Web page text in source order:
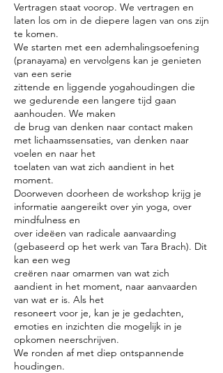
Vertragen staat voorop. We vertragen en
laten los om in de diepere lagen van ons zijn
te komen.
We starten met een ademhalingsoefening
(pranayama) en vervolgens kan je genieten
van een serie
zittende en liggende yogahoudingen die
we gedurende een langere tijd gaan
aanhouden. We maken
de brug van denken naar contact maken
met lichaamssensaties, van denken naar
voelen en naar het
toelaten van wat zich aandient in het
moment.
Doorweven doorheen de workshop krijg je
informatie aangereikt over yin yoga, over
mindfulness en
over ideëen van radicale aanvaarding
(gebaseerd op het werk van Tara Brach). Dit
kan een weg
creëren naar omarmen van wat zich
aandient in het moment, naar aanvaarden
van wat er is. Als het
resoneert voor je, kan je je gedachten,
emoties en inzichten die mogelijk in je
opkomen neerschrijven.
We ronden af met diep ontspannende
houdingen.